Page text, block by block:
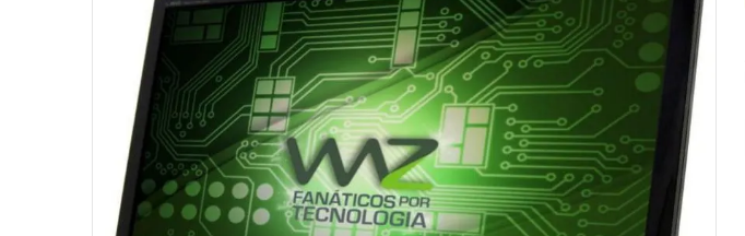
10º fractal